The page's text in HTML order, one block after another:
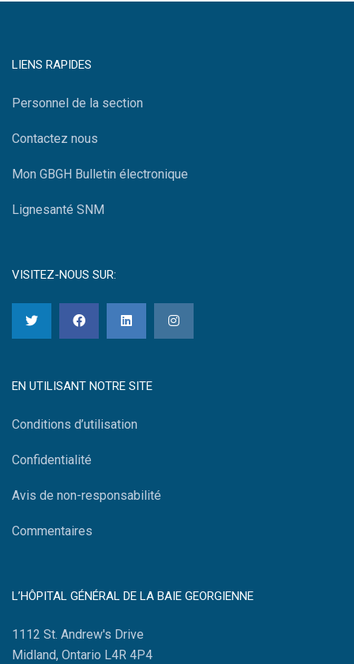
LIENS RAPIDES
Personnel de la section
Contactez nous
Mon GBGH Bulletin électronique
Lignesanté SNM
VISITEZ-NOUS SUR:
EN UTILISANT NOTRE SITE
Conditions d’utilisation
Confidentialité
Avis de non-responsabilité
Commentaires
L’HÔPITAL GÉNÉRAL DE LA BAIE GEORGIENNE
1112 St. Andrew's Drive
Midland, Ontario L4R 4P4